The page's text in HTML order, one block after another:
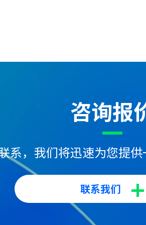
咨询报
系，我们将迅速为您提
联系我们 +